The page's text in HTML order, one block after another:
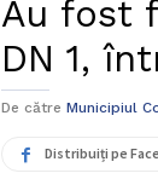
Au fost
DN 1,
De către Municipiul
Distribuiți pe